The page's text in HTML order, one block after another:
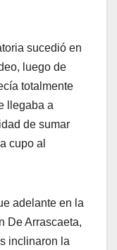
sucedió en
luego de
totalmente
llegaba a
de sumar
cupo al
adelante en la
De Arrascaeta,
inclinaron la